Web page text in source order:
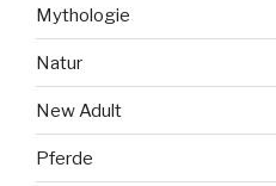
Mythologie
Natur
New Adult
Pferde